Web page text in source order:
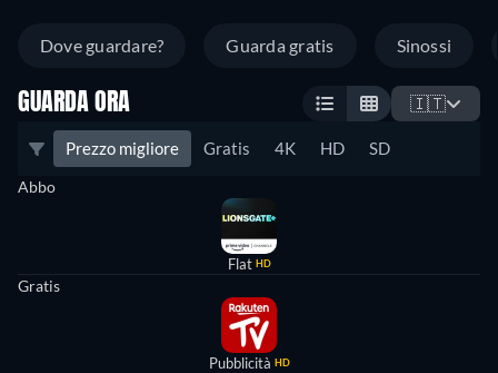
Dove guardare? Guarda gratis Sinossi
GUARDA ORA 🇮🇹
Prezzo migliore Gratis 4K HD SD
Abbo
Flat HD
Gratis
Pubblicità HD